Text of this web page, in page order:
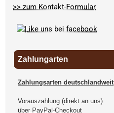
>> zum Kontakt-Formular
Zahlungarten
Zahlungsarten deutschlandweit
Vorauszahlung (direkt an uns)
über PayPal-Checkout